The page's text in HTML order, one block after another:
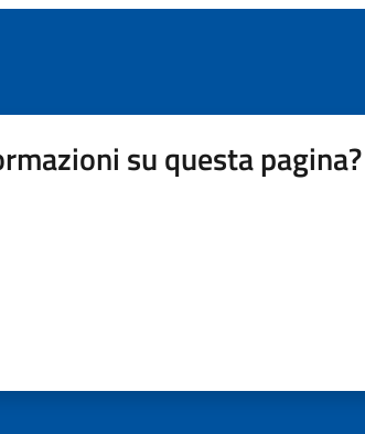
su questa pagina?